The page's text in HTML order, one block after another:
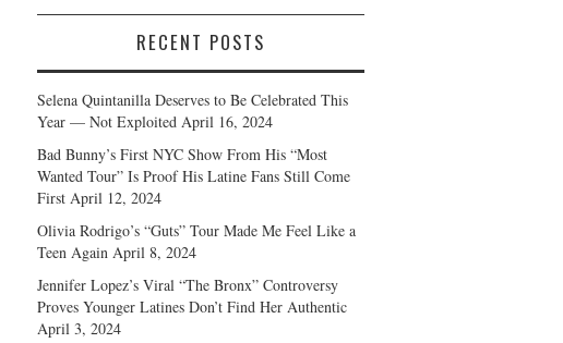
RECENT POSTS
Selena Quintanilla Deserves to Be Celebrated This
Year — Not Exploited April 16, 2024
Bad Bunny’s First NYC Show From His “Most
Wanted Tour” Is Proof His Latine Fans Still Come
First April 12, 2024
Olivia Rodrigo’s “Guts” Tour Made Me Feel Like a
Teen Again April 8, 2024
Jennifer Lopez’s Viral “The Bronx” Controversy
Proves Younger Latines Don’t Find Her Authentic
April 3, 2024